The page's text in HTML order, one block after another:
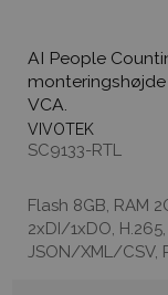
AI People
monteringshøjde
VCA.
VIVOTEK
SC9133-RTL
Flash 8GB, RAM
2xDI/1xDO,
JSON/XML/CSV,